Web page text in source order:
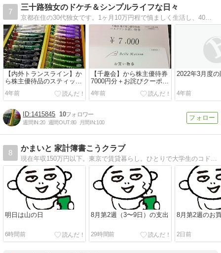
7
三十路独女のドケチ＆シンプルライフな日々
京都在住の30代独女です。1ヶ月10万円程で慎ましく生活し、40歳までに2,000万円貯めるのが目標です
【内外トランスライン】か
ら株主優待品のスティック
カフェオレセレクション到
着
4年前
【千趣会】から株主優待券
7000円分＋お詫びクーポン
1000円分到着
4年前
2022年3月度
4年前
1415845 10
週間IN:20 週間OUT:80 月間IN:100
8
かまいと 家計簿書こうクラブ
現在年収150万円以下。東京で賃貸暮らし。ひとりで大学生のコドモを育てています。でもダイジョーブ！家計簿をつけてきたおかげで、貯金ができ、なんとかなっています…
明日は山の日
6時間前
8月第2週（3〜9日）の支出
29時間前
8月第2週のお
2日前